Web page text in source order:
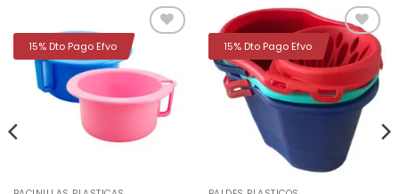
lista de
deseos
15% Dto Pago Efvo
Añadir
a la
lista de
deseos
15% Dto Pago Efvo